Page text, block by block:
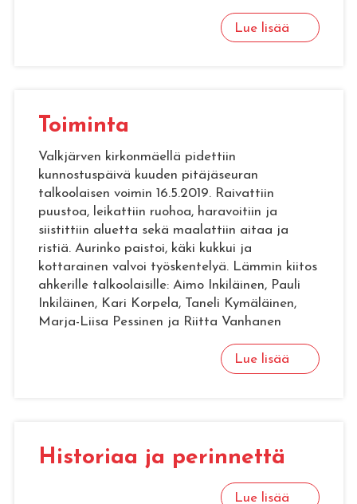
Lue lisää
Toi­min­ta
Valkjärven kirkonmäellä pidettiin
kunnostuspäivä kuuden pitäjäseuran
talkoolaisen voimin 16.5.2019. Raivattiin
puustoa, leikattiin ruohoa, haravoitiin ja
siistittiin aluetta sekä maalattiin aitaa ja
ristiä. Aurinko paistoi, käki kukkui ja
kottarainen valvoi työskentelyä. Lämmin kiitos
ahkerille talkoolaisille: Aimo Inkiläinen, Pauli
Inkiläinen, Kari Korpela, Taneli Kymäläinen,
Marja-Liisa Pessinen ja Riitta Vanhanen
Lue lisää
His­to­ri­aa ja pe­rin­net­tä
Lue lisää